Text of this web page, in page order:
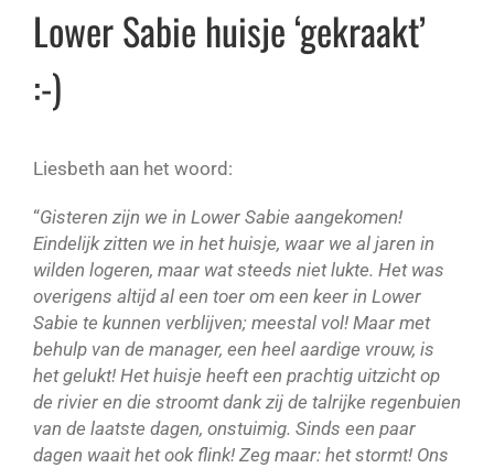
Lower Sabie huisje ‘gekraakt’
:-)
Liesbeth aan het woord:
“Gisteren zijn we in Lower Sabie aangekomen!
Eindelijk zitten we in het huisje, waar we al jaren in
wilden logeren, maar wat steeds niet lukte. Het was
overigens altijd al een toer om een keer in Lower
Sabie te kunnen verblijven; meestal vol! Maar met
behulp van de manager, een heel aardige vrouw, is
het gelukt! Het huisje heeft een prachtig uitzicht op
de rivier en die stroomt dank zij de talrijke regenbuien
van de laatste dagen, onstuimig. Sinds een paar
dagen waait het ook flink! Zeg maar: het stormt! Ons